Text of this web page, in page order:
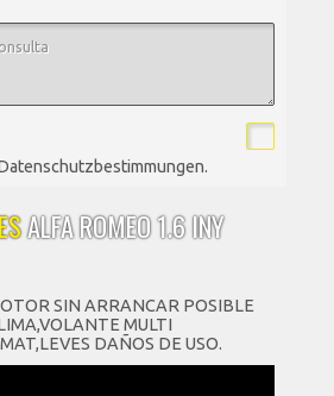
ALFA ROMEO 1.6 INY
SIN ARRANCAR POSIBLE
MULTI
DAÑOS DE USO.